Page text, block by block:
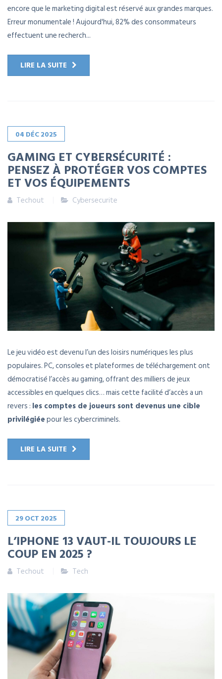
encore que le marketing digital est réservé aux grandes marques.
Erreur monumentale ! Aujourd'hui, 82% des consommateurs
effectuent une recherch...
LIRE LA SUITE
04 DÉC2025
GAMING ET CYBERSÉCURITÉ :
PENSEZ À PROTÉGER VOS COMPTES
ET VOS ÉQUIPEMENTS
Techout Cybersecurite
Le jeu vidéo est devenu l’un des loisirs numériques les plus
populaires. PC, consoles et plateformes de téléchargement ont
démocratisé l’accès au gaming, offrant des milliers de jeux
accessibles en quelques clics… mais cette facilité d’accès a un
revers : les comptes de joueurs sont devenus une cible
privilégiéepour les cybercriminels.
LIRE LA SUITE
29OCT 2025
L’IPHONE 13 VAUT-IL TOUJOURS LE
COUP EN 2025 ?
Techout Tech